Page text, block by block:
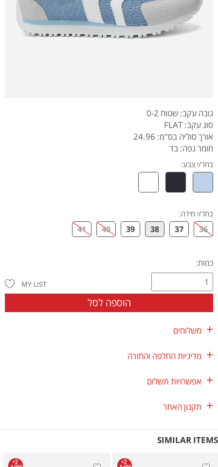
גובה עקב: שטוח 0-2
סוג עקב: FLAT
אורך סוליה בס"מ: 24.96
חומר גפה: בד
בחר/י צבע:
בחר/י מידה:
36
37
38
39
40
41
כמות:
הוספה לסל
MY LIST
משלוחים
מדיניות החלפה והחזרה
אפשרויות תשלום
תקנון האתר
SIMILAR ITEMS